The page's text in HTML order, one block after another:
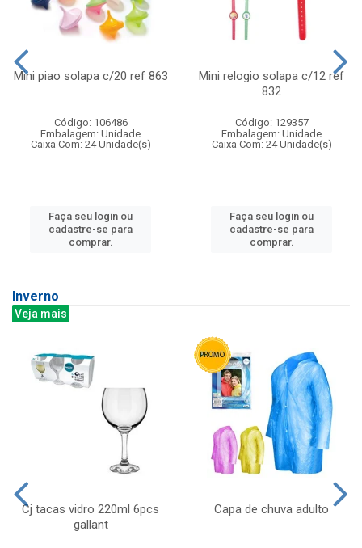
Mini piao solapa c/20 ref 863
Código: 106486
Embalagem: Unidade
Caixa Com: 24 Unidade(s)
Faça seu login ou
cadastre-se para
comprar.
Mini relogio solapa c/12 ref
832
Código: 129357
Embalagem: Unidade
Caixa Com: 24 Unidade(s)
Faça seu login ou
cadastre-se para
comprar.
Inverno
Veja mais
Cj tacas vidro 220ml 6pcs
gallant
Capa de chuva adulto